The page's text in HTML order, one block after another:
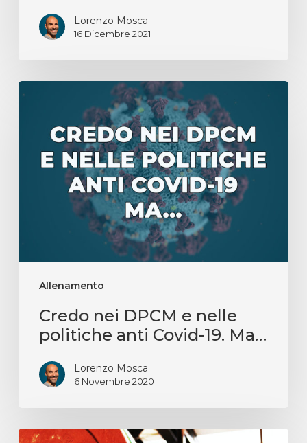
Lorenzo Mosca
16 Dicembre 2021
Allenamento
Credo nei DPCM e nelle
politiche anti Covid-19. Ma…
Lorenzo Mosca
6 Novembre 2020